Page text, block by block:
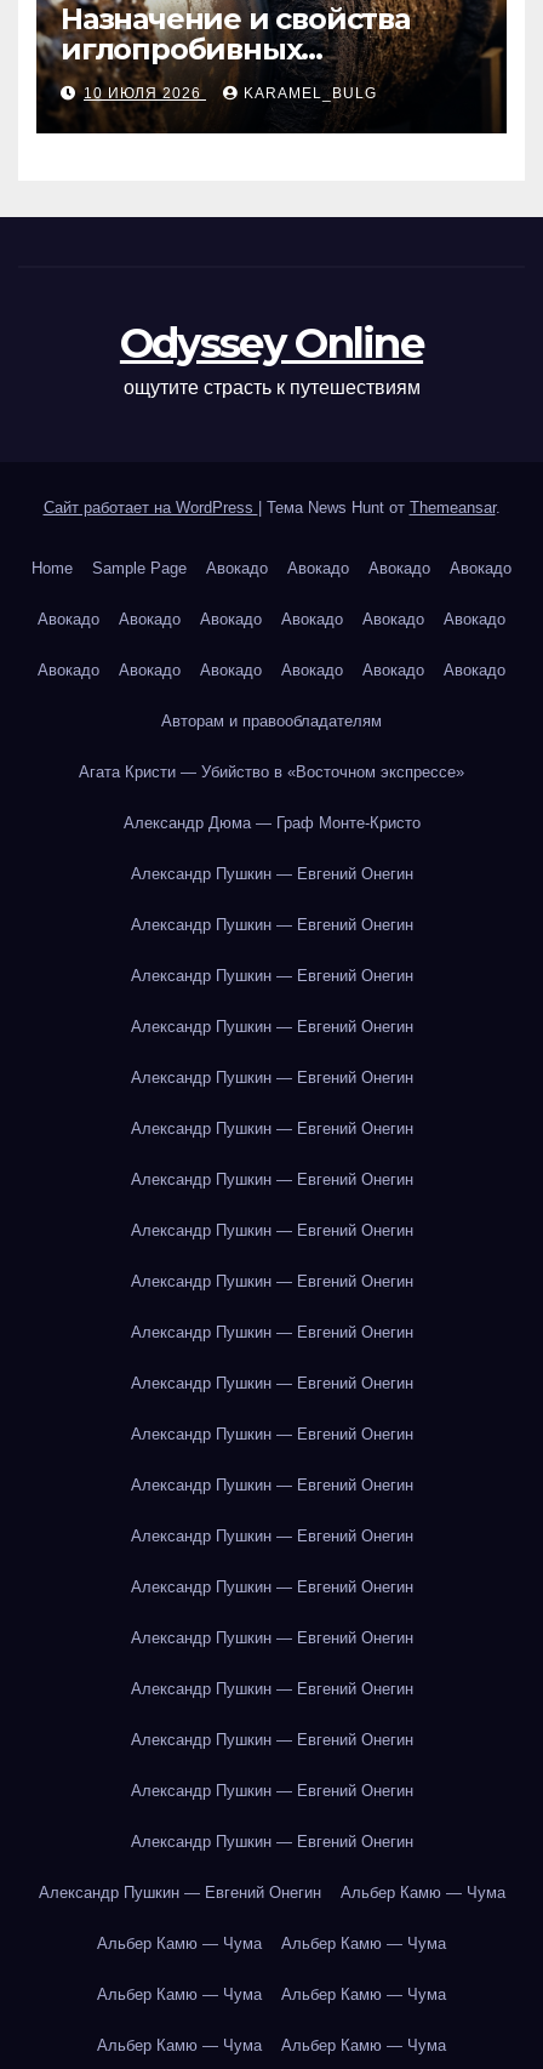
Назначение и свойства
иглопробивных
базальтовых огнеупорных
матов
10 ИЮЛЯ 2026 KARAMEL_BULG
Odyssey Online
ощутите страсть к путешествиям
Сайт работает на WordPress Тема News Hunt от Themeansar.
Home Sample Page Авокадо Авокадо Авокадо Авокадо
Авокадо Авокадо Авокадо Авокадо Авокадо Авокадо
Авокадо Авокадо Авокадо Авокадо Авокадо Авокадо
Авторам и правообладателям
Агата Кристи — Убийство в «Восточном экспрессе»
Александр Дюма — Граф Монте-Кристо
Александр Пушкин — Евгений Онегин
Александр Пушкин — Евгений Онегин
Александр Пушкин — Евгений Онегин
Александр Пушкин — Евгений Онегин
Александр Пушкин — Евгений Онегин
Александр Пушкин — Евгений Онегин
Александр Пушкин — Евгений Онегин
Александр Пушкин — Евгений Онегин
Александр Пушкин — Евгений Онегин
Александр Пушкин — Евгений Онегин
Александр Пушкин — Евгений Онегин
Александр Пушкин — Евгений Онегин
Александр Пушкин — Евгений Онегин
Александр Пушкин — Евгений Онегин
Александр Пушкин — Евгений Онегин
Александр Пушкин — Евгений Онегин
Александр Пушкин — Евгений Онегин
Александр Пушкин — Евгений Онегин
Александр Пушкин — Евгений Онегин
Александр Пушкин — Евгений Онегин
Александр Пушкин — Евгений Онегин Альбер Камю — Чума
Альбер Камю — Чума Альбер Камю — Чума
Альбер Камю — Чума Альбер Камю — Чума
Альбер Камю — Чума Альбер Камю — Чума